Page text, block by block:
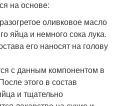
на основе:
оливковое масло
яйца и немного сока лука.
его наносят на голову
с данным компонентом в
этого в состав
и тщательно